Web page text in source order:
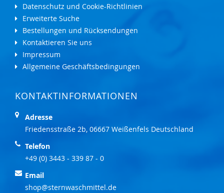
Datenschutz und Cookie-Richtlinien
Erweiterte Suche
Bestellungen und Rücksendungen
Kontaktieren Sie uns
Impressum
Allgemeine Geschäftsbedingungen
KONTAKTINFORMATIONEN
Adresse
Friedensstraße 2b, 06667 Weißenfels Deutschland
Telefon
+49 (0) 3443 - 339 87 - 0
Email
shop@sternwaschmittel.de